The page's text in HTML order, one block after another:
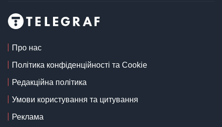
Про нас
Політика конфіденційності та Cookie
Редакційна політика
Умови користування та цитування
Реклама